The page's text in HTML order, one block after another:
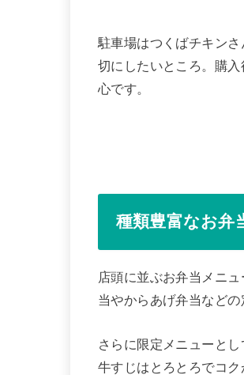
駐車場はつくばチキン
切にしたいところ。購
心です。
種類豊富なお弁
店頭に並ぶお弁当メニ
当やからあげ弁当などの
さらに限定メニューと
牛すじはとろとろでコク